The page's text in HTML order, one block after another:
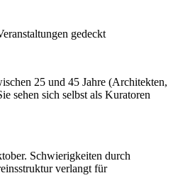
gedeckt
25 und 45 Jahre (Architekten,
sehen sich selbst als Kuratoren
Schwierigkeiten durch
verlangt für